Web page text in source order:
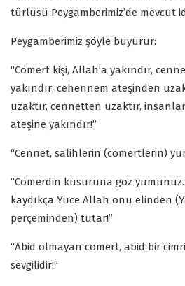
türlüsü Peygamberimiz’de mevcut
Peygamberimiz şöyle buyurur:
“Cömert kişi, Allah’a yakındır,
yakındır; cehennem ateşinden
uzaktır, cennetten uzaktır,
ateşine yakındır!”
“Cennet, salihlerin (cömertlerin)
“Cömerdin kusuruna göz
kaydıkça Yüce Allah onu elinden
perçeminden) tutar!”
“Abid olmayan cömert, abid bir
sevgilidir!”